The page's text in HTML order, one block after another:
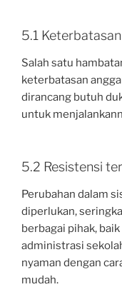
5.1
Salah satu
keterbatasan
dirancang butuh
untuk
5.2 Resistensi
Perubahan dalam
diperlukan,
berbagai pihak,
administrasi
nyaman dengan
mudah.